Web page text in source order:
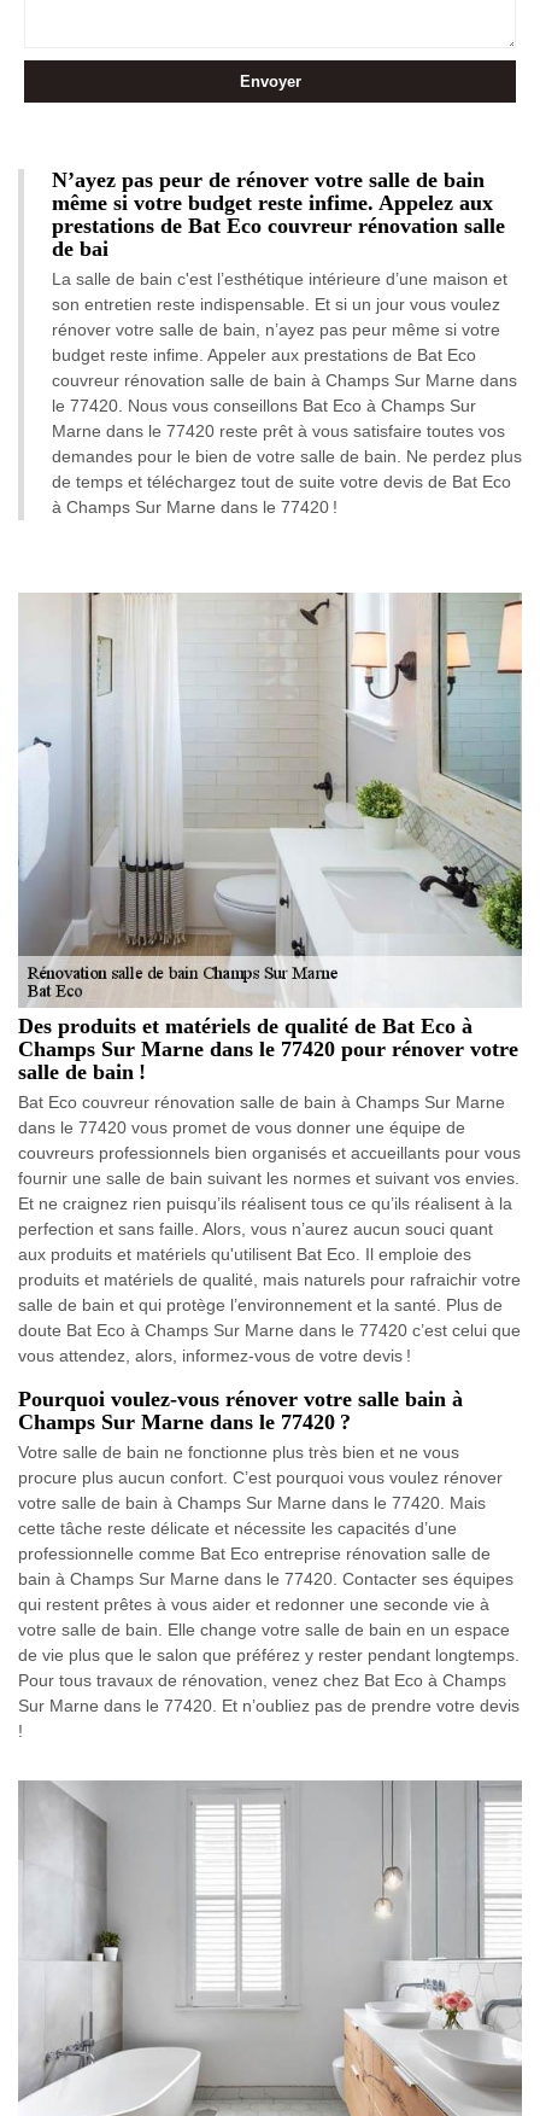
N’ayez pas peur de rénover votre salle de bain
même si votre budget reste infime. Appelez aux
prestations de Bat Eco couvreur rénovation salle
de bai
La salle de bain c'est l’esthétique intérieure d’une maison et
son entretien reste indispensable. Et si un jour vous voulez
rénover votre salle de bain, n’ayez pas peur même si votre
budget reste infime. Appeler aux prestations de Bat Eco
couvreur rénovation salle de bain à Champs Sur Marne dans
le 77420. Nous vous conseillons Bat Eco à Champs Sur
Marne dans le 77420 reste prêt à vous satisfaire toutes vos
demandes pour le bien de votre salle de bain. Ne perdez plus
de temps et téléchargez tout de suite votre devis de Bat Eco
à Champs Sur Marne dans le 77420 !
Des produits et matériels de qualité de Bat Eco à
Champs Sur Marne dans le 77420 pour rénover votre
salle de bain !
Bat Eco couvreur rénovation salle de bain à Champs Sur Marne
dans le 77420 vous promet de vous donner une équipe de
couvreurs professionnels bien organisés et accueillants pour vous
fournir une salle de bain suivant les normes et suivant vos envies.
Et ne craignez rien puisqu’ils réalisent tous ce qu’ils réalisent à la
perfection et sans faille. Alors, vous n’aurez aucun souci quant
aux produits et matériels qu'utilisent Bat Eco. Il emploie des
produits et matériels de qualité, mais naturels pour rafraichir votre
salle de bain et qui protège l’environnement et la santé. Plus de
doute Bat Eco à Champs Sur Marne dans le 77420 c’est celui que
vous attendez, alors, informez-vous de votre devis !
Pourquoi voulez-vous rénover votre salle bain à
Champs Sur Marne dans le 77420 ?
Votre salle de bain ne fonctionne plus très bien et ne vous
procure plus aucun confort. C’est pourquoi vous voulez rénover
votre salle de bain à Champs Sur Marne dans le 77420. Mais
cette tâche reste délicate et nécessite les capacités d’une
professionnelle comme Bat Eco entreprise rénovation salle de
bain à Champs Sur Marne dans le 77420. Contacter ses équipes
qui restent prêtes à vous aider et redonner une seconde vie à
votre salle de bain. Elle change votre salle de bain en un espace
de vie plus que le salon que préférez y rester pendant longtemps.
Pour tous travaux de rénovation, venez chez Bat Eco à Champs
Sur Marne dans le 77420. Et n’oubliez pas de prendre votre devis
!